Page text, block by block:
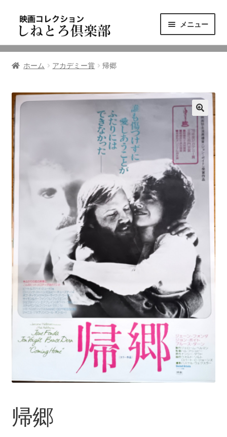
ゲ
シ
ン
へ
ス
ッ
プ
テ
ツ
ス
キ
ッ
メニュー
ニュース
東三河の映画館
しねとろ倶楽部について
リンクの旅
ホーム アカデミー賞 帰郷
帰郷